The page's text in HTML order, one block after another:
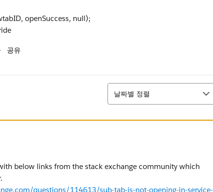
null);
공유
menu
정렬
날짜별 정렬
below links from the stack exchange community which
questions/114613/sub-tab-is-not-opening-in-service-